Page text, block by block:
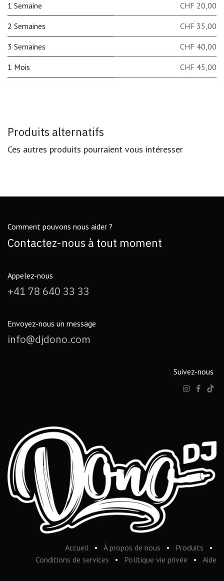
1 Semaine CHF 20,00
2 Semaines CHF 35,00
3 Semaines CHF 40,00
1 Mois CHF 45,00
Produits alternatifs
Ces autres produits pourraient vous intéresser
Comment pouvons nous aider ?
Contactez-nous à tout moment
Appelez-nous
+41 78 640 33 33
Envoyez-nous un message
info@djdono.com
Suivez-nous
Accueil • À propos de nous • Produits
•
Conditions de services
• Politique vie privée • Aide